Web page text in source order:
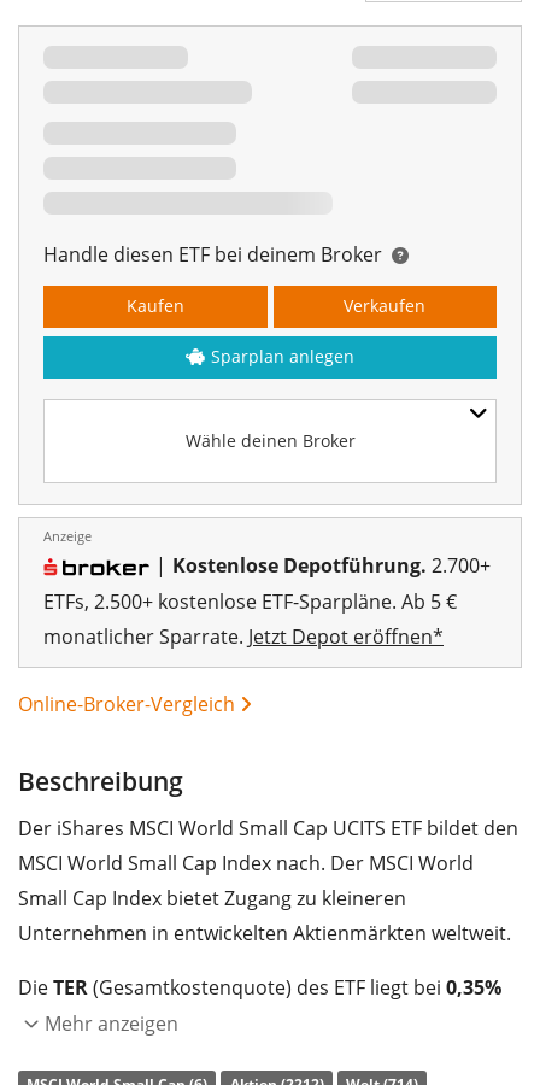
Handle diesen ETF bei deinem Broker
Wähle deinen Broker
Kaufen Verkaufen
Sparplan anlegen
Anzeige
| Kostenlose Depotführung. 2.700+
ETFs, 2.500+ kostenlose ETF-Sparpläne. Ab 5 €
monatlicher Sparrate. Jetzt Depot eröffnen*
Online-Broker-Vergleich
Beschreibung
Der iShares MSCI World Small Cap UCITS ETF bildet den
MSCI World Small Cap Index nach. Der MSCI World
Small Cap Index bietet Zugang zu kleineren
Unternehmen in entwickelten Aktienmärkten weltweit.
DieTER(Gesamtkostenquote) des ETF liegt bei 0,35%
p.a.. Der iShares MSCI World Small Cap UCITS ETF ist
Mehr anzeigen